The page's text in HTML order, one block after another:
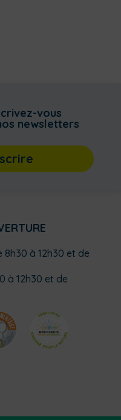
vous
newsletters
8h30 à 12h30 et de
à 12h30 et de